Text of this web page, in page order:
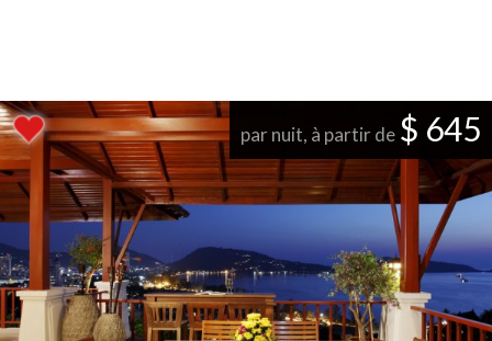
par nuit, à partir de $ 645